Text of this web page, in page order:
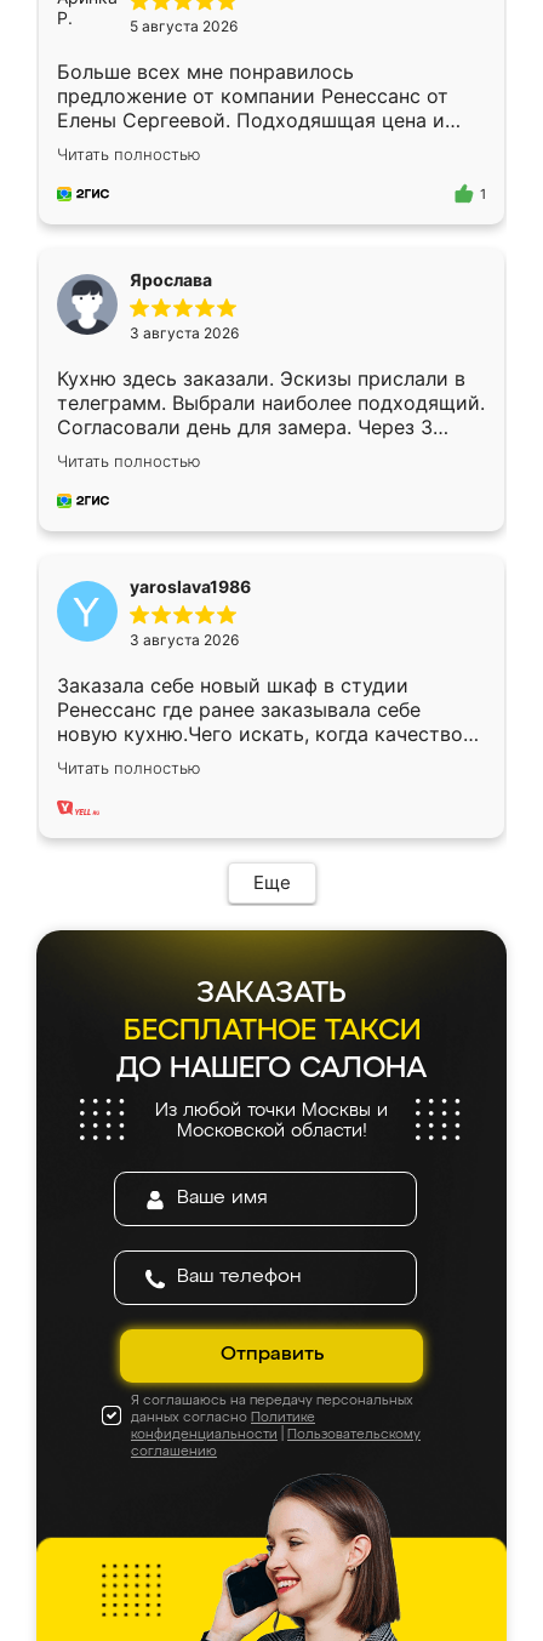
5 августа 2026
Больше всех мне понравилось
предложение от компании Ренессанс от
Елены Сергеевой. Подходяшщая цена и
короткие сроки изготовления. Приехавший
для замера сотрудник Владислав
предложил по моему эскизу самый
Читать полностью
1
Ярослава
3 августа 2026
Кухню здесь заказали. Эскизы прислали в
телеграмм. Выбрали наиболее подходящий.
Согласовали день для замера. Через 3
недели кухня была уже готова. Остались
довольны работой. Спасибо Ренессанс
мебель за качественную работу!
Читать полностью
yaroslava1986
3 августа 2026
Заказала себе новый шкаф в студии
Ренессанс где ранее заказывала себе
новую кухню.Чего искать, когда качеством
вполне довольна. Служит кухня уже почти
два года, нареканий нет.
Читать полностью
Еще
ЗАКАЗАТЬ
БЕСПЛАТНОЕ ТАКСИ
ДО НАШЕГО САЛОНА
Из любой точки Москвы и
Московской области!
Отправить
Я соглашаюсь на передачу персональных
данных согласно Политике
конфиденциальности
Пользовательскому
соглашению